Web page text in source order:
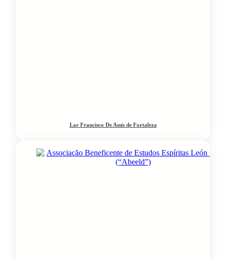
Lar Francisco De Assis de Fortaleza